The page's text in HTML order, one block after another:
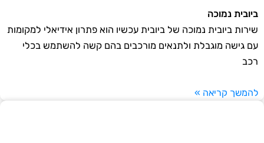
ביובית נמוכה
שירות ביובית נמוכה של ביובית עכשיו הוא פתרון אידיאלי למקומות
עם גישה מוגבלת ולתנאים מורכבים בהם קשה להשתמש בכלי
רכב
להמשך קריאה »